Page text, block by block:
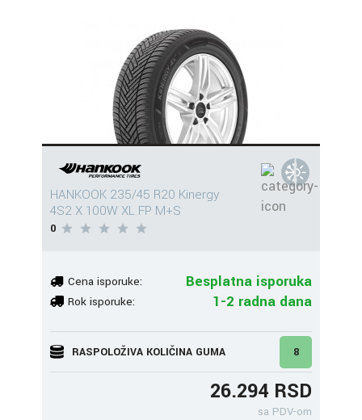
HANKOOK 235/45 R20 Kinergy
4S2 X 100W XL FP M+S
0
Cena isporuke: Besplatna isporuka
Rok isporuke: 1-2 radna dana
RASPOLOŽIVA KOLIČINA GUMA 8
26.294 RSD
sa PDV-om